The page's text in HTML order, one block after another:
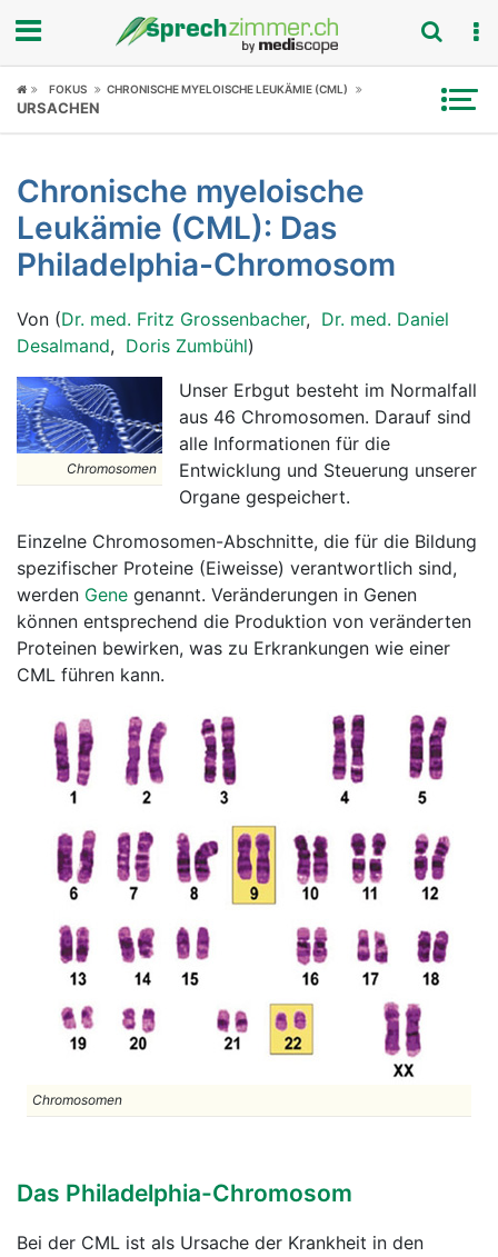
Fokus
Symptome
Untersuchungen
News
Ratgeber
Rubriken
FOKUS CHRONISCHE MYELOISCHE LEUKÄMIE (CML)
URSACHEN
Chronische myeloische
Leukämie (CML): Das
Philadelphia-Chromosom
Von (Dr. med. Fritz Grossenbacher, Dr. med. Daniel
Desalmand, Doris Zumbühl)
Chromosomen
Unser Erbgut besteht im Normalfall
aus 46 Chromosomen. Darauf sind
alle Informationen für die
Entwicklung und Steuerung unserer
Organe gespeichert.
Einzelne Chromosomen-Abschnitte, die für die Bildung
spezifischer Proteine (Eiweisse) verantwortlich sind,
werden Gene genannt. Veränderungen in Genen
können entsprechend die Produktion von veränderten
Proteinen bewirken, was zu Erkrankungen wie einer
CML führen kann.
Chromosomen
Das Philadelphia-Chromosom
Bei der CML ist als Ursache der Krankheit in den